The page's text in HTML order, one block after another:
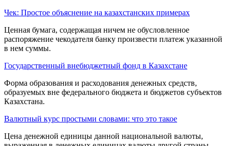
Чек: Простое объяснение на казахстанских примерах
Ценная бумага, содержащая ничем не обусловленное
распоряжение чекодателя банку произвести платеж указанной
в нем суммы.
Государственный внебюджетный фонд в Казахстане
Форма образования и расходования де­нежных средств,
образуемых вне федерального бюджета и бюджетов субъектов
Казахстана.
Валютный курс простыми словами: что это такое
Цена денежной единицы данной национальной валюты,